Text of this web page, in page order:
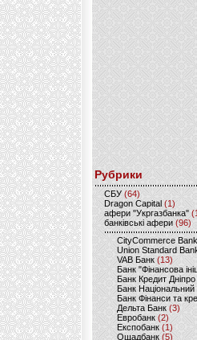
Рубрики
CБУ (64)
Dragon Capital (1)
афери "Укргазбанка"
банківські афери (96)
CityCommerce Bank
Union Standard
VAB Банк (13)
Банк "Фінансова
Банк Кредит Дніпро
Банк Національний
Банк Фінанси та
Дельта Банк (3)
Евробанк(2)
Експобанк (1)
Ощадбанк(5)